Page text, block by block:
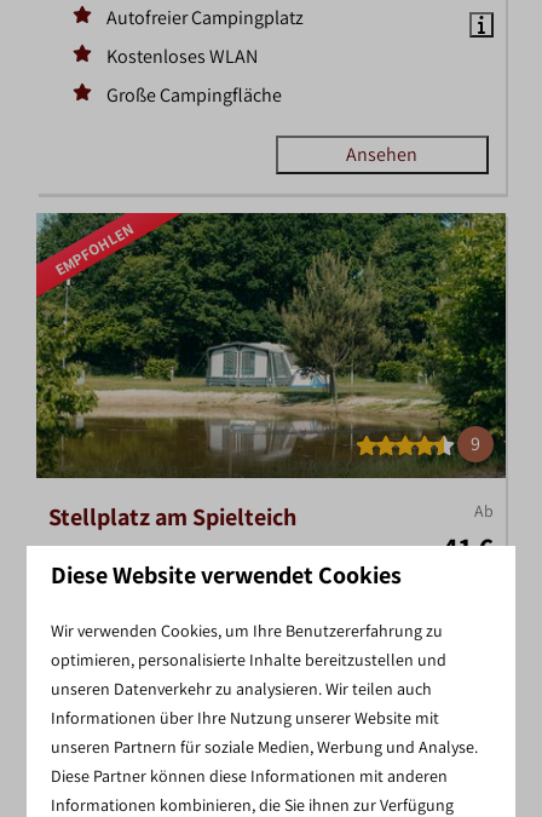
Autofreier Campingplatz
Kostenloses WLAN
Große Campingfläche
Ansehen
EMPFOHLEN
9
Ab
41 €
Stellplatz am Spielteich
Niederlande, Overijssel, Nieuw Heeten
Direkt am Teich
Kostenloses WLAN
Strandblick
Ansehen
Diese Website verwendet Cookies
Wir verwenden Cookies, um Ihre Benutzererfahrung zu
optimieren, personalisierte Inhalte bereitzustellen und
unseren Datenverkehr zu analysieren. Wir teilen auch
Informationen über Ihre Nutzung unserer Website mit
unseren Partnern für soziale Medien, Werbung und Analyse.
Diese Partner können diese Informationen mit anderen
Informationen kombinieren, die Sie ihnen zur Verfügung